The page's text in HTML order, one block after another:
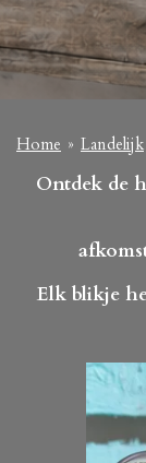
Home » Landelijk
Ontdek de
Elk blikje